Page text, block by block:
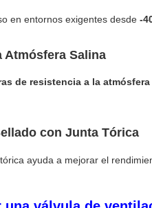
en entornos exigentes desde -
Atmósfera Salina
de resistencia a la
con Junta Tórica
ayuda a mejorar el